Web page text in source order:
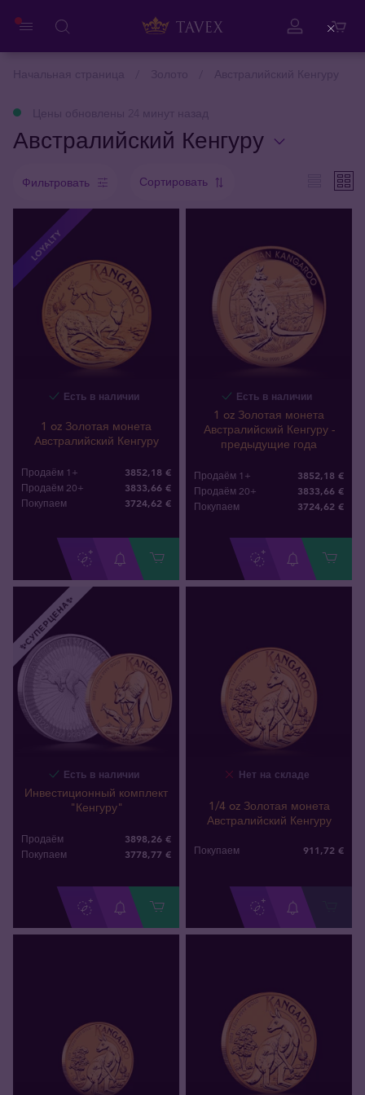
Австралийский Кенгуру
Фильтровать Сортировать
LOYALTY
Есть в наличии
1 oz Золотая монета
Австралийский Кенгуру
Продаём 1+ 3852,18 €
Продаём 20+ 3833,66 €
Покупаем 3724,62 €
Есть в наличии
1 oz Золотая монета
Австралийский Кенгуру -
предыдущие года
Продаём 1+ 3852,18 €
Продаём 20+ 3833,66 €
Покупаем 3724,62 €
✨СУПЕРЦЕНА✨
Есть в наличии
Инвестиционный комплект
"Кенгуру"
Продаём 3898,26 €
Покупаем 3778,77 €
Нет на складе
1/4 oz Золотая монета
Австралийский Кенгуру
Покупаем 911,72 €
Close